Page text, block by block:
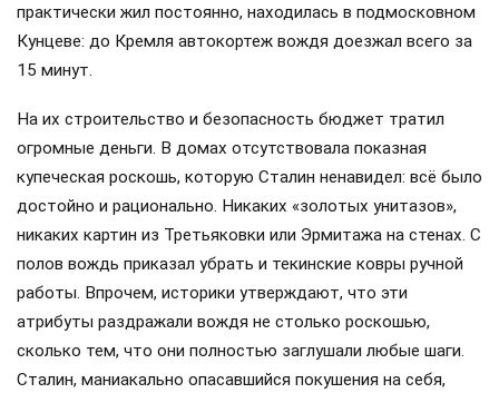
практически жил постоянно, находилась в подмосковном
Кунцеве: до Кремля автокортеж вождя доезжал всего за
15 минут.
На их строительство и безопасность бюджет тратил
огромные деньги. В домах отсутствовала показная
купеческая роскошь, которую Сталин ненавидел: всё было
достойно и рационально. Никаких «золотых унитазов»,
никаких картин из Третьяковки или Эрмитажа на стенах. С
полов вождь приказал убрать и текинские ковры ручной
работы. Впрочем, историки утверждают, что эти
атрибуты раздражали вождя не столько роскошью,
сколько тем, что они полностью заглушали любые шаги.
Сталин, маниакально опасавшийся покушения на себя,